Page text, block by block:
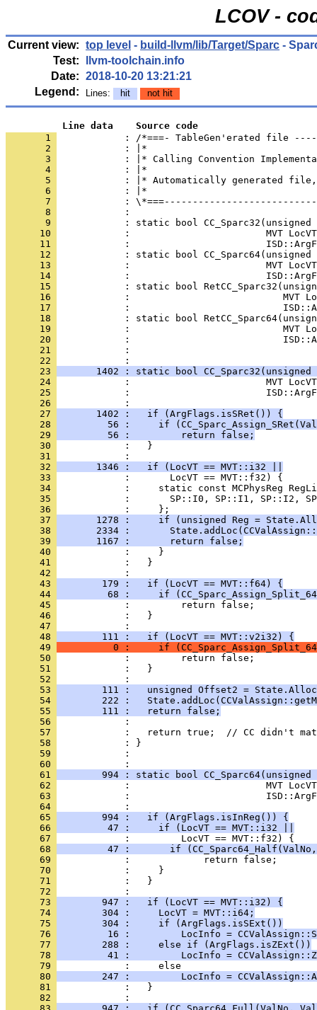
LCOV -
Current view: top level - build-llvm/lib/Target/Sparc -
Test:
llvm-toolchain.info
Date: 2018-10-20 13:21:21
Legend:
Lines: hit not hit
          Line data    Source code
       1
: /*===- TableGen'erated file
       2
       3
       4
       5
       6
       7
       8
       9
      10
      11
      12
      13
      14
      15
      16
      17
      18
      19
      20
      21
            :
      22
      23
1402 : static bool CC_Sparc32(unsigned
      24
      25
      26
      27
       1402 :   if (ArgFlags.isSRet()) {
      28
56 :     if
      29
         56 :         return false;
      30
      31
      32
       1346 :   if (LocVT == MVT::i32 ||
      33
      34
      35
      36
      37
1278 :     if (unsigned Reg =
      38
2334 :
      39
       1167 :       return false;
      40
      41
      42
      43
        179 :   if (LocVT == MVT::f64) {
      44
68 :     if
      45
      46
      47
      48
        111 :   if (LocVT == MVT::v2i32) {
      49
0 :     if
      50
      51
      52
      53
111 :   unsigned Offset2 =
      54
222 :
      55
        111 :   return false;
      56
      57
      58
      59
            :
      60
      61
994 : static bool CC_Sparc64(unsigned
      62
      63
      64
      65
        994 :   if (ArgFlags.isInReg()) {
      66
         47 :     if (LocVT == MVT::i32 ||
      67
      68
47 :       if
      69
      70
      71
      72
      73
        947 :   if (LocVT == MVT::i32) {
      74
        304 :     LocVT = MVT::i64;
      75
        304 :     if (ArgFlags.isSExt())
      76
16 :         LocInfo =
      77
        288 :     else if (ArgFlags.isZExt())
      78
41 :         LocInfo =
      79
      80
247 :         LocInfo =
      81
      82